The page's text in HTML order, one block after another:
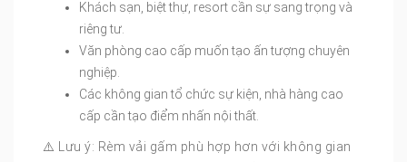
Khách sạn, biệt thự, resort cần sự sang trọng và
riêng tư.
Văn phòng cao cấp muốn tạo ấn tượng chuyên
nghiệp.
Các không gian tổ chức sự kiện, nhà hàng cao
cấp cần tạo điểm nhấn nội thất.
⚠️ Lưu ý: Rèm vải gấm phù hợp hơn với không gian